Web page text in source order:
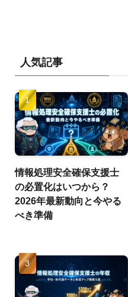
人気記事
情報処理安全確保支援士
の必置化はいつから？
2026年最新動向と今やる
べき準備